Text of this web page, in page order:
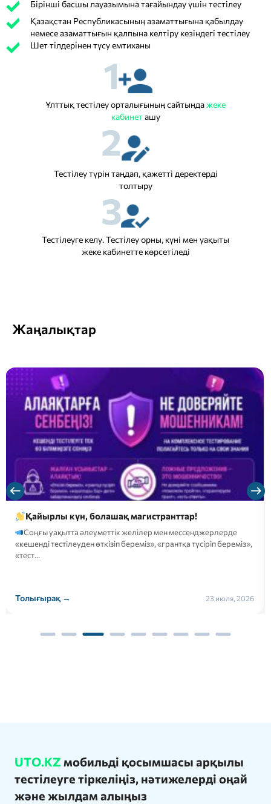
Бірінші басшы лауазымына тағайындау үшін тестілеу
Қазақстан Республикасының азаматтығына қабылдау
немесе азаматтығын қалпына келтіру кезіндегі тестілеу
Шет тілдерінен түсу емтиханы
1
Ұлттық тестілеу орталығының сайтындажеке
кабинеташу
2
Тестілеу түрін таңдап, қажетті деректерді
толтыру
3
Тестілеуге келу. Тестілеу орны, күні мен уақыты
жеке кабинетте көрсетіледі
Жаңалықтар
Қайырлы күн, болашақ магистранттар!
Соңғы уақытта әлеуметтік желілер мен мессенджерлерде
«кешенді тестілеуден өткізіп береміз», «грантқа түсіріп береміз»,
«тест…
Толығырақ → 23 июля, 2026
UTO.KZ мобильді қосымшасы арқылы
тестілеуге тіркеліңіз, нәтижелерді оңай
және жылдам алыңыз